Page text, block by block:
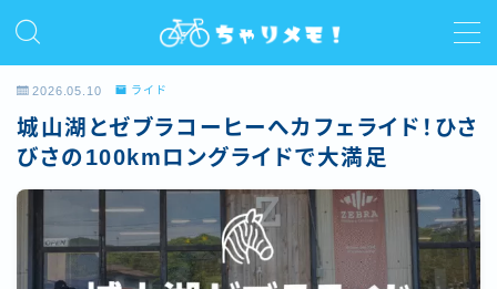
MENU
ホーム
プロフィール
ライド
2026.05.10 ライド
城山湖とゼブラコーヒーへカフェライド！ひさ
びさの100kmロングライドで大満足